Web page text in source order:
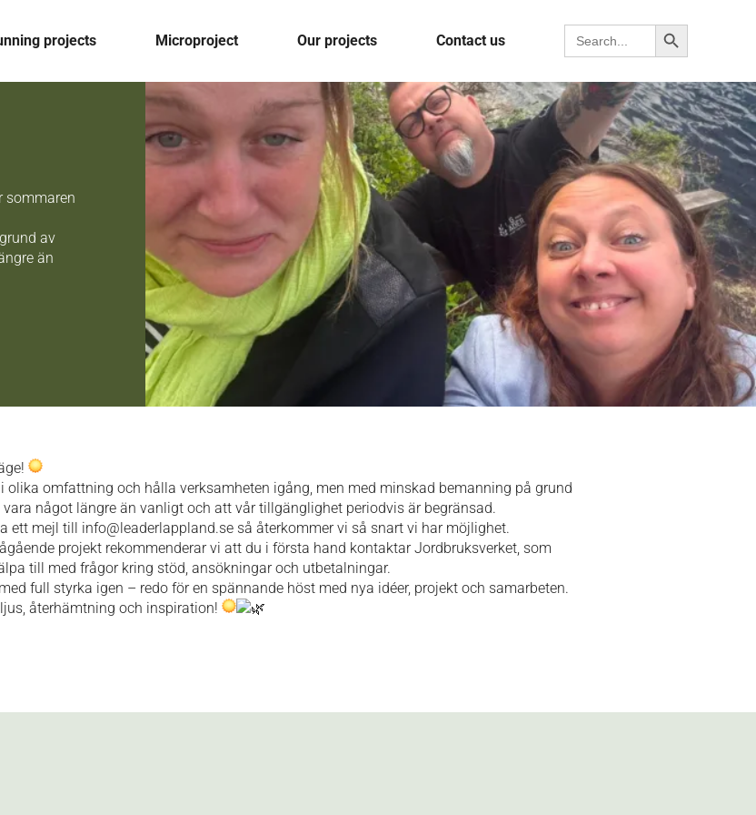
projects Microproject Our projects Contact us Search for: Search Button
sommaren
av
än
omfattning och hålla verksamheten igång, men med minskad bemanning på grund
något längre än vanligt och att vår tillgänglighet periodvis är begränsad.
ett mejl till info@leaderlappland.se så återkommer vi så snart vi har möjlighet.
projekt rekommenderar vi att du i första hand kontaktar Jordbruksverket, som
till med frågor kring stöd, ansökningar och utbetalningar.
full styrka igen – redo för en spännande höst med nya idéer, projekt och samarbeten.
återhämtning och inspiration!